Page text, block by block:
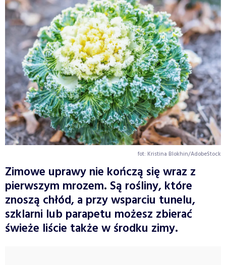
fot: Kristina Blokhin/AdobeStock
Zimowe uprawy nie kończą się wraz z
pierwszym mrozem. Są rośliny, które
znoszą chłód, a przy wsparciu tunelu,
szklarni lub parapetu możesz zbierać
świeże liście także w środku zimy.